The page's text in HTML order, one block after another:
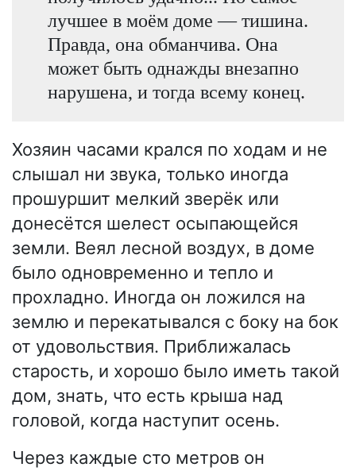
лучшее в моём доме — тишина.
Правда, она обманчива. Она
может быть однажды внезапно
нарушена, и тогда всему конец.
Хозяин часами крался по ходам и не
слышал ни звука, только иногда
прошуршит мелкий зверёк или
донесётся шелест осыпающейся
земли. Веял лесной воздух, в доме
было одновременно и тепло и
прохладно. Иногда он ложился на
землю и перекатывался с боку на бок
от удовольствия. Приближалась
старость, и хорошо было иметь такой
дом, знать, что есть крыша над
головой, когда наступит осень.
Через каждые сто метров он